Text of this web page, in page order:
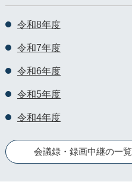
令和8年度
令和7年度
令和6年度
令和5年度
令和4年度
会議録・録画中継の一覧